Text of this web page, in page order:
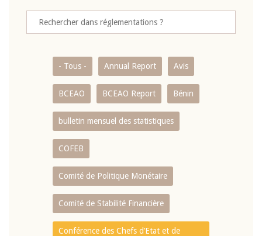
- Tous - Annual Report Avis
BCEAO BCEAO Report Bénin
bulletin mensuel des statistiques
COFEB
Comité de Politique Monétaire
Comité de Stabilité Financière
Conférence des Chefs d’Etat et de